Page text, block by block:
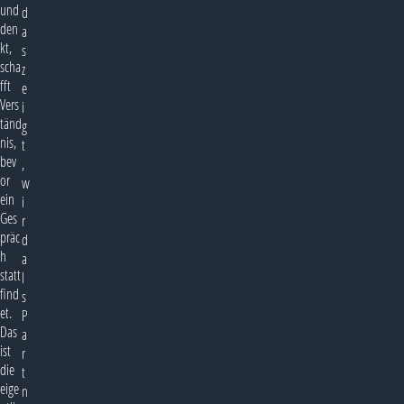
und
den
kt,
scha
fft
Vers
tänd
nis,
bev
or
ein
Ges
präc
h
statt
find
et.
Das
ist
die
eige
d
a
s
z
e
i
g
t
,
w
i
r
d
a
l
s
P
a
r
t
n